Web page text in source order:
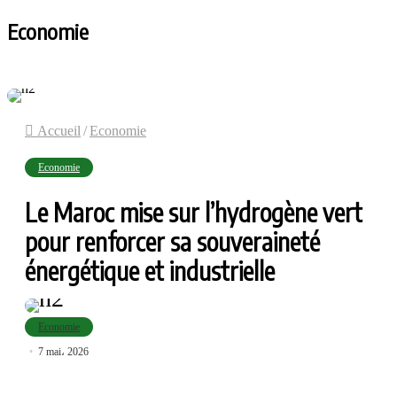
Economie
Accueil /Economie
Economie
Le Maroc mise sur l’hydrogène vert
pour renforcer sa souveraineté
énergétique et industrielle
Economie
7 mai، 2026